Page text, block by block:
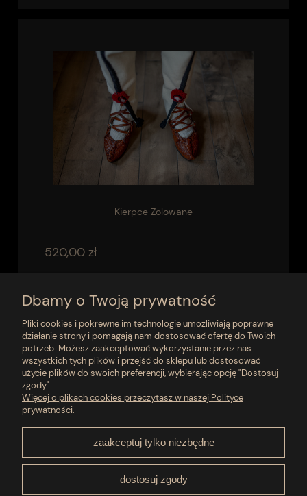
Kierpce Zolowane
520,00 zł
« 1 2 3 4 5 ... 8 »
Moje konto
Płatności i dostawa
Pomoc
Dbamy o Twoją prywatność
Pliki cookies i pokrewne im technologie umożliwiają poprawne
działanie strony i pomagają nam dostosować ofertę do Twoich
potrzeb. Możesz zaakceptować wykorzystanie przez nas
wszystkich tych plików i przejść do sklepu lub dostosować
użycie plików do swoich preferencji, wybierając opcję "Dostosuj
zgody".
Więcej o plikach cookies przeczytasz w naszej Polityce
prywatności.
zaakceptuj tylko niezbędne
dostosuj zgody